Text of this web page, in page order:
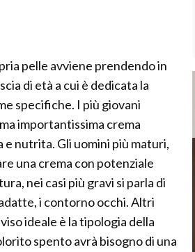
pelle avviene prendendo in
di età a cui è dedicata la
specifiche. I più giovani
importantissima crema
nutrita. Gli uomini più maturi,
una crema con potenziale
nei casi più gravi si parla di
i contorno occhi. Altri
ideale è la tipologia della
spento avrà bisogno di una